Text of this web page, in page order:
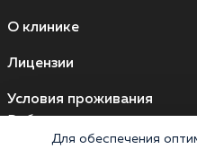
О клинике
Лицензии
Условия проживания
Для обеспечения